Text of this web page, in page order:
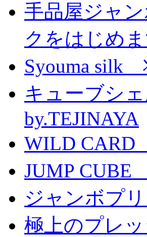
手品屋ジャ
クをはじめま
Syouma silk
キューブシ
by.TEJINAYA
WILD
JUMP
ジャンボプ
極上のプレ